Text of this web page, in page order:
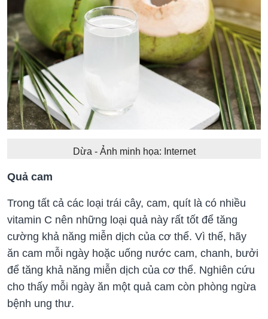
Dừa - Ảnh minh họa: Internet
Quả cam
Trong tất cả các loại trái cây, cam, quít là có nhiều
vitamin C nên những loại quả này rất tốt để tăng
cường khả năng miễn dịch của cơ thể. Vì thế, hãy
ăn cam mỗi ngày hoặc uống nước cam, chanh, bưởi
để tăng khả năng miễn dịch của cơ thể. Nghiên cứu
cho thấy mỗi ngày ăn một quả cam còn phòng ngừa
bệnh ung thư.